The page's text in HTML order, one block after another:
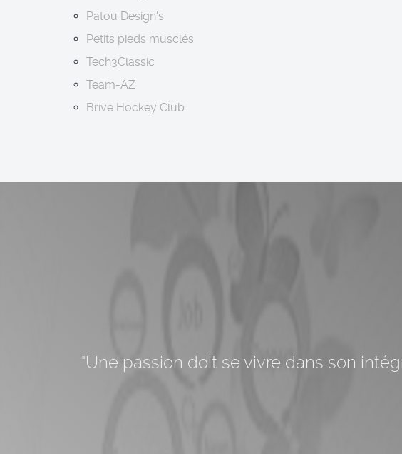
Patou Design's
Petits pieds musclés
Tech3Classic
Team-AZ
Brive Hockey Club
"Une passion doit se vivre dans son